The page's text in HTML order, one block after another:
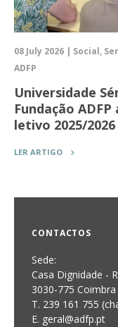
08 July 2026 | Social,
ADFP
Universidade
Fundação
letivo 2025/2026
LER ARTIGO
CONTACTOS
Sede:
Casa Dignidade -
3030-775 Coimbra
T. 239 161 755
E. geral@adfp.pt